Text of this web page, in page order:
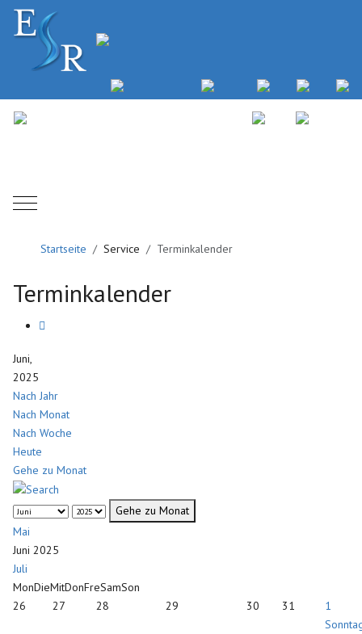
Mobile Menu Toggle
Startseite Service Terminkalender
Terminkalender
Juni,
2025
Nach Jahr
Nach Monat
Nach Woche
Heute
Gehe zu Monat
Gehe zu Monat
Mai
Juni 2025
Juli
MonDieMitDonFreSamSon
26
27 28 29 30 31
1